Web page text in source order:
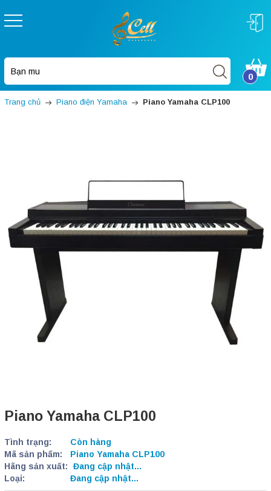
0
Trang chủ Piano điện Yamaha Piano Yamaha CLP100
Piano Yamaha CLP100
Tình trạng:
Còn hàng
Mã sản phẩm:
Piano Yamaha CLP100
Hãng sản xuất:
Đang cập nhật...
Loại:
Đang cập nhật...